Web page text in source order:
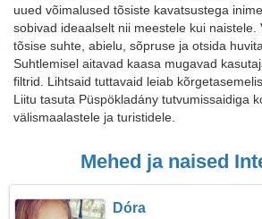
uued võimalused tõsiste kavatsustega
sobivad ideaalselt nii meestele kui naistele.
tõsise suhte, abielu, sõpruse ja otsida
Suhtlemisel aitavad kaasa mugavad
filtrid. Lihtsaid tuttavaid leiab
Liitu tasuta Püspökladány tutvumissaidiga
välismaalastele ja turistidele.
Mehed ja naised
Dóra